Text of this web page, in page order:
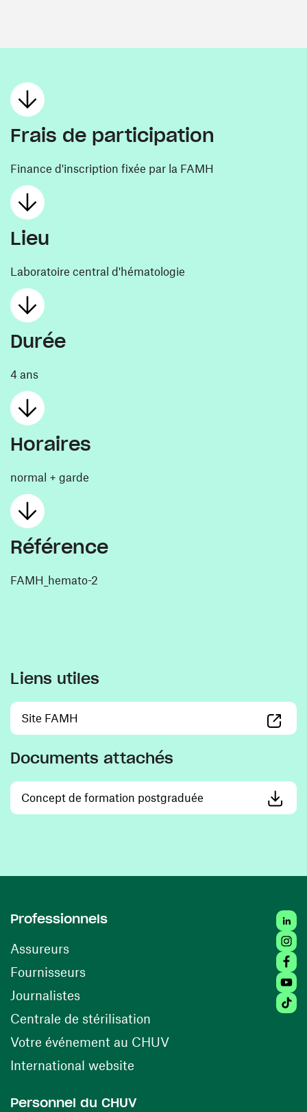
Frais de participation
Finance d'inscription fixée par la FAMH
Lieu
Laboratoire central d'hématologie
Durée
4 ans
Horaires
normal + garde
Référence
FAMH_hemato-2
Liens utiles
Site FAMH
Documents attachés
Concept de formation postgraduée (ouvre une
Professionnels
Assureurs
Fournisseurs(ouvre une nouvelle fenêtre)
Journalistes
Centrale de stérilisation (ouvre une nouvelle
Votre événement au CHUV(ouvre une nouvelle
International website
Personnel du CHUV